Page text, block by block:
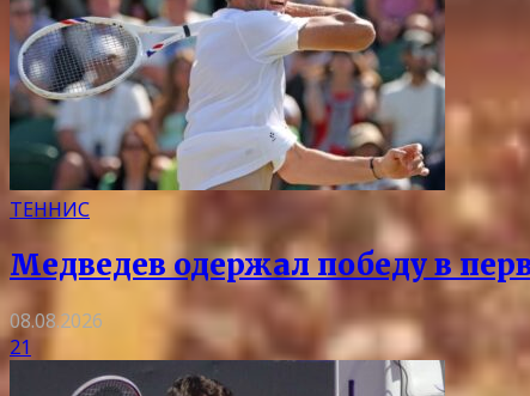
ТЕННИС
Медведев одержал победу в
08.08.2026
21